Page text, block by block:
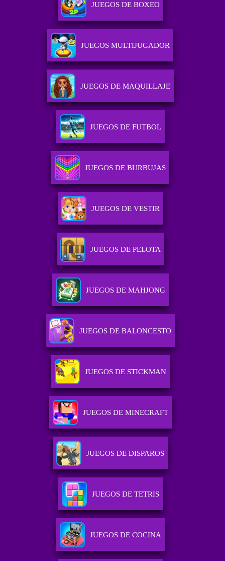
JUEGOS DE BOXEO
JUEGOS MULTIJUGADOR
JUEGOS DE MAQUILLAJE
JUEGOS DE FUTBOL
JUEGOS DE BURBUJAS
JUEGOS DE VESTIR
JUEGOS DE PELOTA
JUEGOS DE MAHJONG
JUEGOS DE BALONCESTO
JUEGOS DE STICKMAN
JUEGOS DE MINECRAFT
JUEGOS DE DISPAROS
JUEGOS DE TETRIS
JUEGOS DE COCINA